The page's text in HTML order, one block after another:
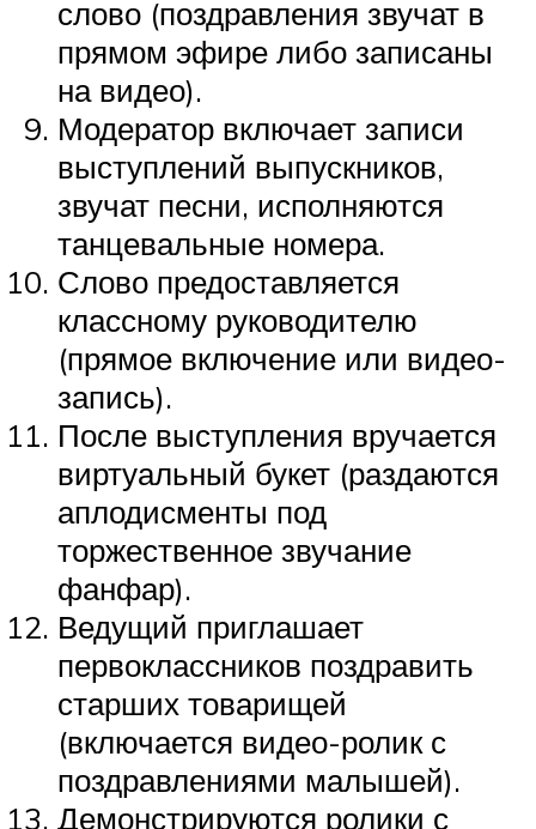
слово (поздравления звучат в
прямом эфире либо записаны
на видео).
Модератор включает записи
выступлений выпускников,
звучат песни, исполняются
танцевальные номера.
Слово предоставляется
классному руководителю
(прямое включение или видео-
запись).
После выступления вручается
виртуальный букет (раздаются
аплодисменты под
торжественное звучание
фанфар).
Ведущий приглашает
первоклассников поздравить
старших товарищей
(включается видео-ролик с
поздравлениями малышей).
Демонстрируются ролики с